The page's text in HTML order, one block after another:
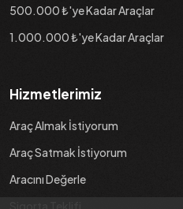
500.000 ₺'ye Kadar Araçlar
1.000.000 ₺'ye Kadar Araçlar
Hizmetlerimiz
Araç Almak İstiyorum
Araç Satmak İstiyorum
Aracını Değerle